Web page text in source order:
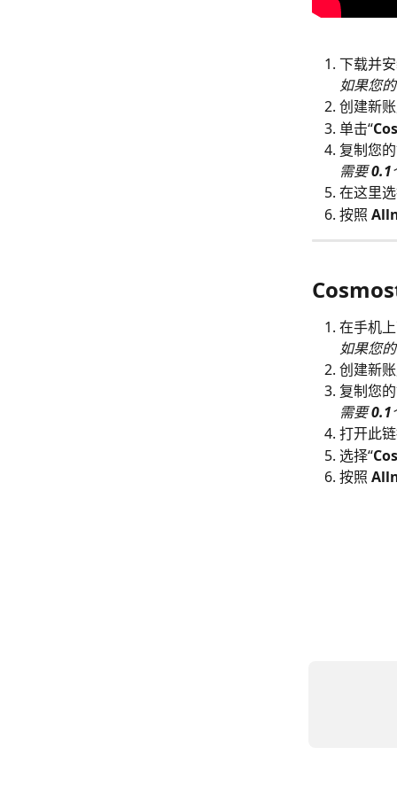
下载并
如果您
创建新
单击“
复制您
​需要 0.1
在这里
按照
在手机
如果您
创建新
复制您
​需要 0.1
打开此
选择“
按照